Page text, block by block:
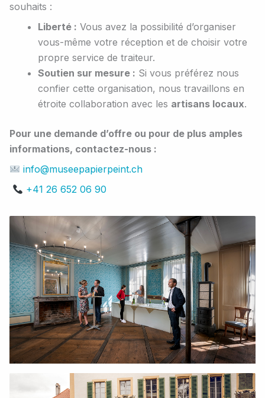
souhaits :
Liberté : Vous avez la possibilité d’organiser
vous-même votre réception et de choisir votre
propre service de traiteur.
Soutien sur mesure : Si vous préférez nous
confier cette organisation, nous travaillons en
étroite collaboration avec les artisans locaux.
Pour une demande d’offre ou pour de plus amples
informations, contactez-nous :
info@museepapierpeint.ch
+41 26 652 06 90